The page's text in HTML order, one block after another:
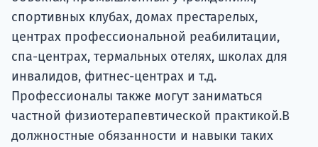
спортивных клубах, домах престарелых,
центрах профессиональной реабилитации,
спа-центрах, термальных отелях, школах для
инвалидов, фитнес-центрах и т.д.
Профессионалы также могут заниматься
частной физиотерапевтической практикой.В
должностные обязанности и навыки таких